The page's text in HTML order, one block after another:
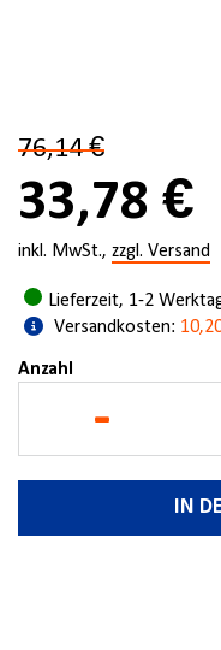
76,14 €
33,78 €
inkl. MwSt., zzgl. Versand
Lieferzeit, 1-2
Versandkosten:
Anzahl
-
IN